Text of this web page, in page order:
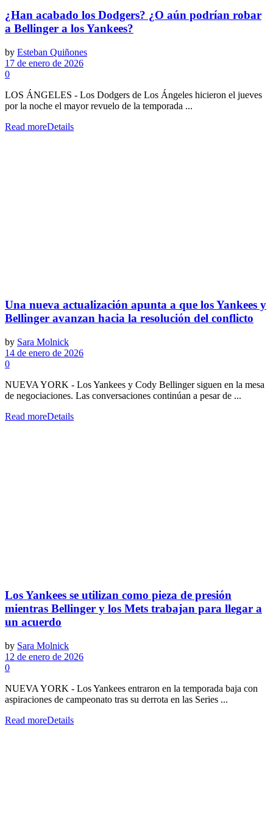
¿Han acabado los Dodgers? ¿O aún podrían robar
a Bellinger a los Yankees?
by Esteban Quiñones
17 de enero de 2026
0
LOS ÁNGELES - Los Dodgers de Los Ángeles hicieron el jueves
por la noche el mayor revuelo de la temporada ...
Read moreDetails
Una nueva actualización apunta a que los Yankees y
Bellinger avanzan hacia la resolución del conflicto
by Sara Molnick
14 de enero de 2026
0
NUEVA YORK - Los Yankees y Cody Bellinger siguen en la mesa
de negociaciones. Las conversaciones continúan a pesar de ...
Read moreDetails
Los Yankees se utilizan como pieza de presión
mientras Bellinger y los Mets trabajan para llegar a
un acuerdo
by Sara Molnick
12 de enero de 2026
0
NUEVA YORK - Los Yankees entraron en la temporada baja con
aspiraciones de campeonato tras su derrota en las Series ...
Read moreDetails